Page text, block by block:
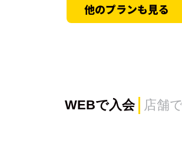
他のプランも見る
WEBで入会 店舗